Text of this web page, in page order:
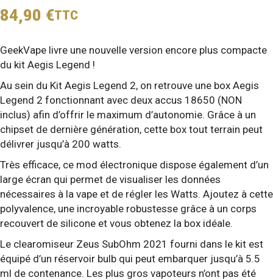
84,90 €TTC
GeekVape livre une nouvelle version encore plus compacte
du kit Aegis Legend !
Au sein du Kit Aegis Legend 2, on retrouve une box Aegis
Legend 2 fonctionnant avec deux accus 18650 (NON
inclus) afin d’offrir le maximum d’autonomie. Grâce à un
chipset de dernière génération, cette box tout terrain peut
délivrer jusqu’à 200 watts.
Très efficace, ce mod électronique dispose également d’un
large écran qui permet de visualiser les données
nécessaires à la vape et de régler les Watts. Ajoutez à cette
polyvalence, une incroyable robustesse grâce à un corps
recouvert de silicone et vous obtenez la box idéale.
Le clearomiseur Zeus SubOhm 2021 fourni dans le kit est
équipé d’un réservoir bulb qui peut embarquer jusqu’à 5.5
ml de contenance. Les plus gros vapoteurs n’ont pas été